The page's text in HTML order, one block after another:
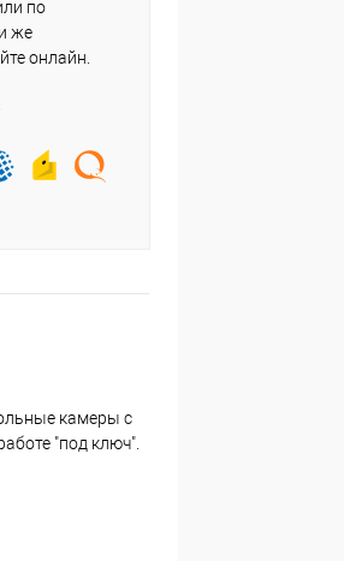
по
же
онлайн.
камеры с
"под ключ".